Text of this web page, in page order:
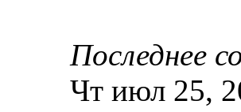
Последнее
Чт июл 25,